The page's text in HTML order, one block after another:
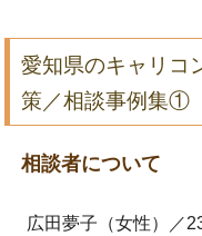
愛知県のキャリコ
策／相談事例集①
相談者について
広田夢子（女性）／